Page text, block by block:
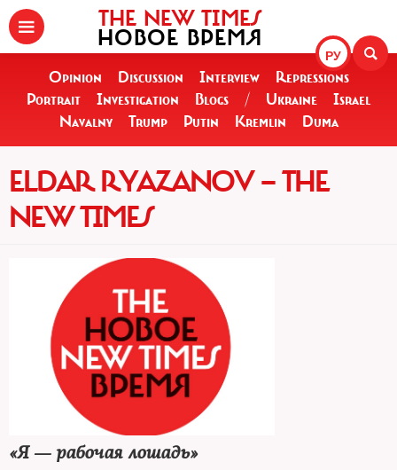
РУ
THE NEW TIMES
НОВОЕ ВРЕМЯ
Opinion Discussion Interview
Repressions
Portrait
Investigation Blogs / Ukraine
Israel
Navalny
Trump Putin Kremlin Duma
ELDAR RYAZANOV — THE
NEW TIMES
«Я — рабочая лошадь»